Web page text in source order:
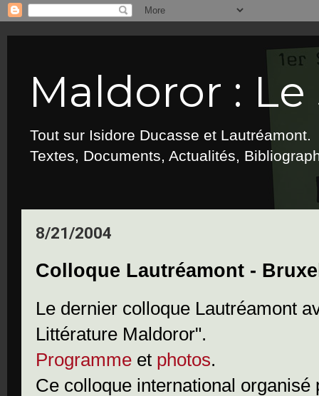
Maldoror : Le
Tout sur Isidore Ducasse et Lautréamont.
Textes, Documents, Actualités,
8/21/2004
Colloque Lautréamont -
Le dernier colloque Lautréamont
Littérature Maldoror".
Programme et photos.
Ce colloque international